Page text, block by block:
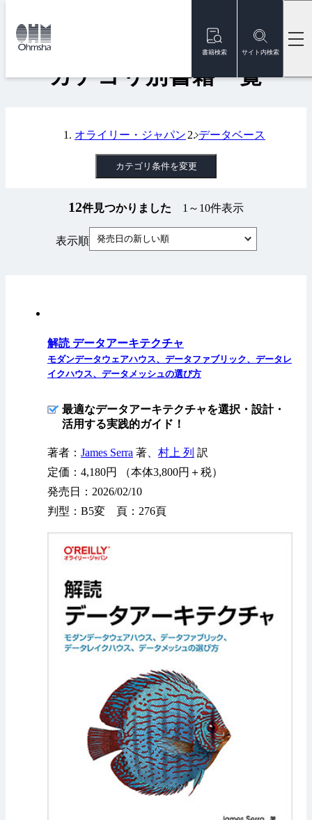
書籍検索 サイト内検索
トップ
カテゴリ別書籍一覧
オライリー・ジャパン データベース
カテゴリ条件を変更
12件見つかりました 1～10件表示
表示順 発売日の新しい順
解読 データアーキテクチャ
モダンデータウェアハウス、データファブリック、データレ
イクハウス、データメッシュの選び方
最適なデータアーキテクチャを選択・設計・
活用する実践的ガイド！
著者： James Serra 著、 村上 列 訳
定価：4,180円 （本体3,800円＋税）
発売日：2026/02/10
判型：B5変 頁：276頁